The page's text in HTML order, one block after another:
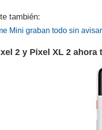
también:
Mini graban todo sin avisar
2 y Pixel XL 2